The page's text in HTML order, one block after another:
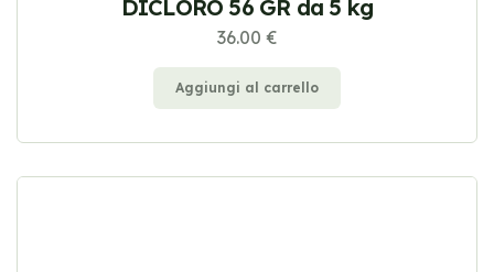
DICLORO 56 GR da 5 kg
36.00 €
Aggiungi al carrello